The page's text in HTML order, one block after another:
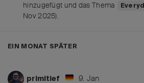
hinzugefügt und das Thema
Nov 2025).
EIN MONAT SPÄTER
primitief 9. Jan